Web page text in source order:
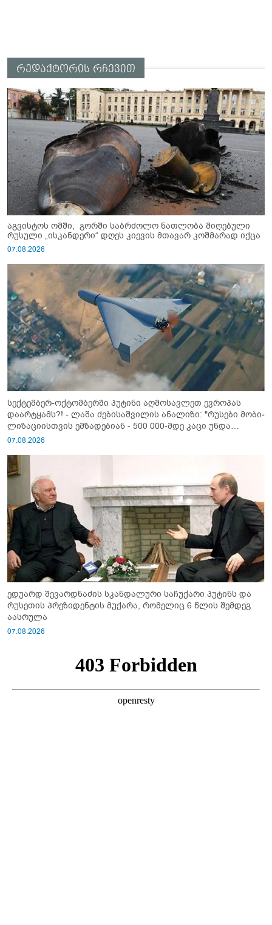
რედაქტორის რჩევით
აგვისტოს ომში, გორში საბრძოლო ნათლობა მიღებული
რუსული „ისკანდერი“ დღეს კიევის მთავარ კოშმარად იქცა
07.08.2026
სექტემბერ-ოქტომბერში პუტინი აღმოსავლეთ ევროპას
დაარტყამს?! - ლაშა ძებისაშვილის ანალიზი: "რუსები მობი­
ლიზაციისთვის ემზადებიან - 500 000-მდე კაცი უნდა
გაიწვიონ ომში"
07.08.2026
ედუარდ შევარდნაძის სკანდალური საჩუქარი პუტინს და
რუსეთის პრეზიდენტის მუქარა, რომელიც 6 წლის შემდეგ
აასრულა
07.08.2026